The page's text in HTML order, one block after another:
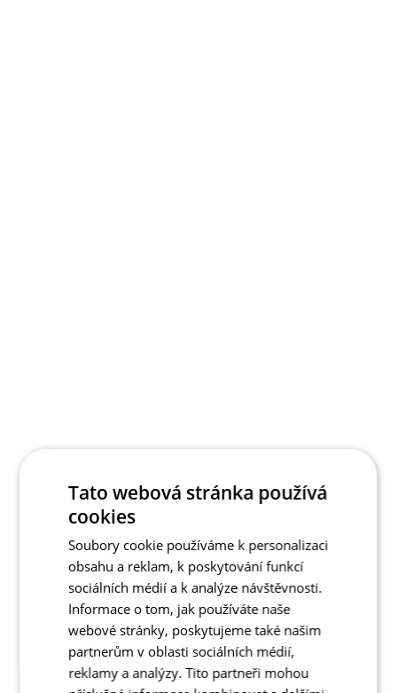
Tato webová stránka používá
cookies
Soubory cookie používáme k personalizaci
obsahu a reklam, k poskytování funkcí
sociálních médií a k analýze návštěvnosti.
Informace o tom, jak používáte naše
webové stránky, poskytujeme také našim
partnerům v oblasti sociálních médií,
reklamy a analýzy. Tito partneři mohou